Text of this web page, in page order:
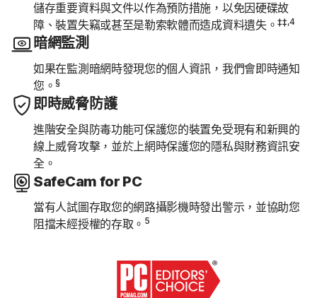
儲存重要資料與文件以作為預防措施，以免因硬碟故
障、裝置失竊或甚至是勒索軟體而造成資料遺失。‡‡,4
暗網監測
如果在監測暗網時發現您的個人資訊，我們會即時通知
您。§
即時威脅防護
進階安全與防毒功能可保護您的裝置免受現有和新興的
線上威脅攻擊，並於上網時保護您的隱私與財務資訊安
全。
SafeCam for PC
當有人試圖存取您的網路攝影機時發出警示，並協助您
阻擋未經授權的存取。 5